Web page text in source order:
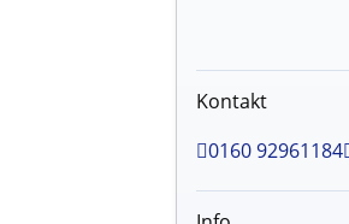
Kontakt
0160 92961184